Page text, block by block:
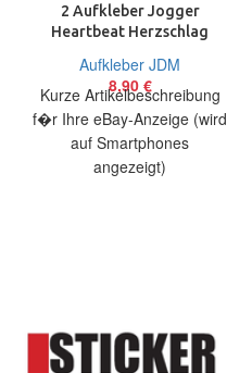
2 Aufkleber Jogger
Heartbeat Herzschlag
Sticker
Aufkleber JDM
8,90 €
Kurze Artikelbeschreibung
f�r Ihre eBay-Anzeige (wird
auf Smartphones
angezeigt)